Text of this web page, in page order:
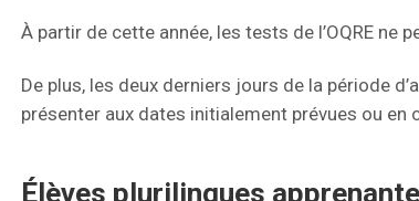
À partir de cette année, les tests de l’OQRE ne
De plus, les deux derniers jours de la période
présenter aux dates initialement prévues ou
Élèves plurilingues